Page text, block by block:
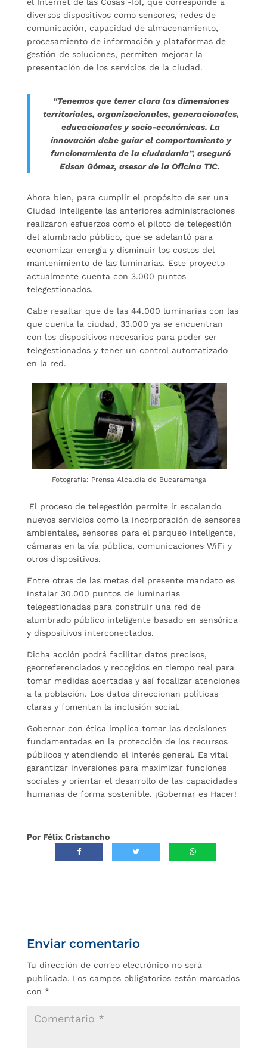
diversos dispositivos como sensores, redes de
comunicación, capacidad de almacenamiento,
procesamiento de información y plataformas de
gestión de soluciones, permiten mejorar la
presentación de los servicios de la ciudad.
“Tenemos que tener clara las dimensiones
territoriales, organizacionales, generacionales,
educacionales y socio-económicas. La
innovación debe guiar el comportamiento y
funcionamiento de la ciudadanía”, aseguró
Edson Gómez, asesor de la Oficina TIC.
Ahora bien, para cumplir el propósito de ser una
Ciudad Inteligente las anteriores administraciones
realizaron esfuerzos como el piloto de telegestión
del alumbrado público, que se adelantó para
economizar energía y disminuir los costos del
mantenimiento de las luminarias. Este proyecto
actualmente cuenta con 3.000 puntos
telegestionados.
Cabe resaltar que de las 44.000 luminarias con las
que cuenta la ciudad, 33.000 ya se encuentran
con los dispositivos necesarios para poder ser
telegestionados y tener un control automatizado
en la red.
Fotografía: Prensa Alcaldía de Bucaramanga
El proceso de telegestión permite ir escalando
nuevos servicios como la incorporación de sensores
ambientales, sensores para el parqueo inteligente,
cámaras en la vía pública, comunicaciones WiFi y
otros dispositivos.
Entre otras de las metas del presente mandato es
instalar 30.000 puntos de luminarias
telegestionadas para construir una red de
alumbrado público inteligente basado en sensórica
y dispositivos interconectados.
Dicha acción podrá facilitar datos precisos,
georreferenciados y recogidos en tiempo real para
tomar medidas acertadas y así focalizar atenciones
a la población. Los datos direccionan políticas
claras y fomentan la inclusión social.
Gobernar con ética implica tomar las decisiones
fundamentadas en la protección de los recursos
públicos y atendiendo el interés general. Es vital
garantizar inversiones para maximizar funciones
sociales y orientar el desarrollo de las capacidades
humanas de forma sostenible. ¡Gobernar es Hacer!
Por Félix Cristancho
Enviar comentario
Tu dirección de correo electrónico no será
publicada. Los campos obligatorios están marcados
con *